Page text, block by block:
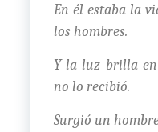
En él estaba la
los hombres.
Y la luz brilla
no lo recibió.
Surgió un